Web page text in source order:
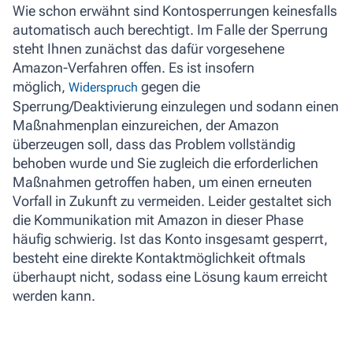
Wie schon erwähnt sind Kontosperrungen keinesfalls
automatisch auch berechtigt. Im Falle der Sperrung
steht Ihnen zunächst das dafür vorgesehene
Amazon-Verfahren offen. Es ist insofern
möglich, Widerspruch gegen die
Sperrung/Deaktivierung einzulegen und sodann einen
Maßnahmenplan einzureichen, der Amazon
überzeugen soll, dass das Problem vollständig
behoben wurde und Sie zugleich die erforderlichen
Maßnahmen getroffen haben, um einen erneuten
Vorfall in Zukunft zu vermeiden. Leider gestaltet sich
die Kommunikation mit Amazon in dieser Phase
häufig schwierig. Ist das Konto insgesamt gesperrt,
besteht eine direkte Kontaktmöglichkeit oftmals
überhaupt nicht, sodass eine Lösung kaum erreicht
werden kann.